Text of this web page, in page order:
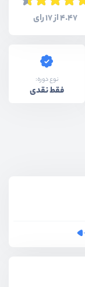
4.47 از 17 رای
نوع دوره:
فقط نقدی